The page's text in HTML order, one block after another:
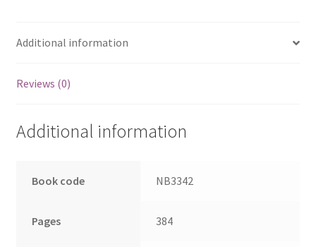
3
Additional information
Reviews (0)
Additional information
Book code NB3342
Pages 384